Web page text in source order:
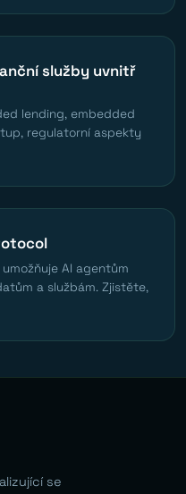
služby uvnitř
lending, embedded
regulatorní aspekty
AI agentům
a službám. Zjistěte,
se